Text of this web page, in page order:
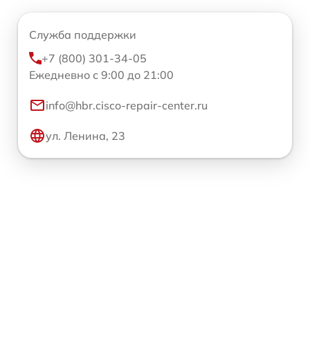
Служба поддержки
+7 (800) 301-34-05
Ежедневно с 9:00 до 21:00
info@hbr.cisco-repair-center.ru
ул. Ленина, 23